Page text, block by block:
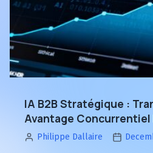
ROI
de
l’IA
et
piloter
croissance
IA B2B Stratégique :
Avantage Concurrentiel
Philippe Dallaire